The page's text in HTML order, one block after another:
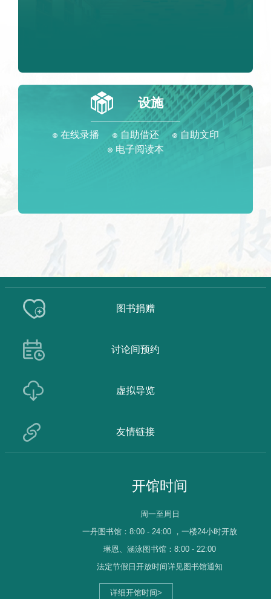
设施
在线录播 自助借还
自助文印
电子阅读本
图书捐赠
讨论间预约
虚拟导览
友情链接
开馆时间
详细开馆时间>
周一至周日
一丹图书馆： 8:00 - 24:00 ，一楼24小时开放
琳恩、涵泳图书馆： 8:00 - 22:00
法定节假日开放时间详见图书馆通知